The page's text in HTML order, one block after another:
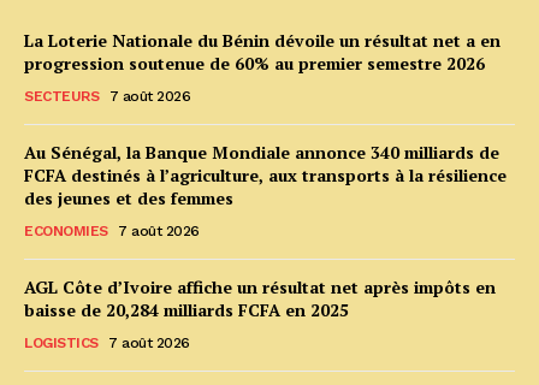
La Loterie Nationale du Bénin dévoile un résultat net a en
progression soutenue de 60% au premier semestre 2026
SECTEURS 7 août 2026
Au Sénégal, la Banque Mondiale annonce 340 milliards de
FCFA destinés à l’agriculture, aux transports à la résilience
des jeunes et des femmes
ECONOMIES 7 août 2026
AGL Côte d’Ivoire affiche un résultat net après impôts en
baisse de 20,284 milliards FCFA en 2025
LOGISTICS 7 août 2026